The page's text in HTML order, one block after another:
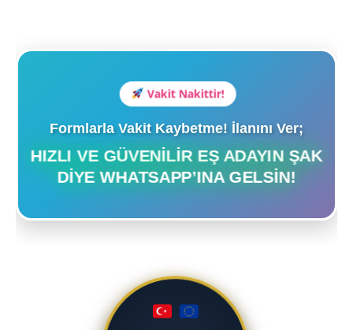
Vakit Nakittir!
Formlarla Vakit Kaybetme! İlanını Ver;
HIZLI VE GÜVENILIR EŞ ADAYIN ŞAK
DIYE WHATSAPP’INA GELSIN!